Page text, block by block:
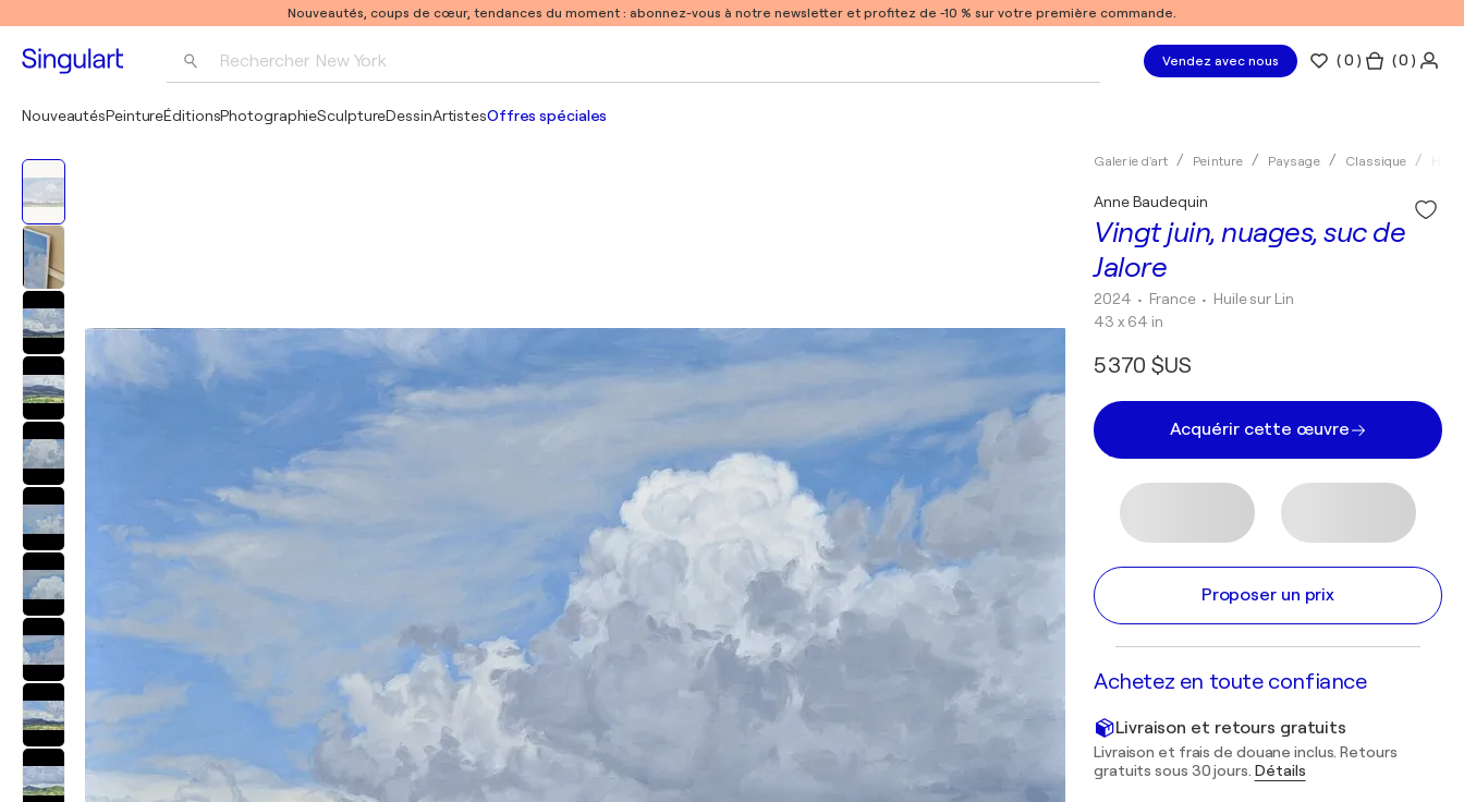
Nouveautés, coups de cœur, tendances du moment : abonnez-vous à notre newsletter et profitez de -10 % sur votre première commande.
Rechercher New York Vendez avec nous (0 ) ( 0 )
NouveautésPeintureÉditionsPhotographieSculptureDessinArtistesOffres spéciales
Galerie d'art Peinture Paysage Classique Huile
Vingt juin, nuages, suc de
Jalore
Anne Baudequin
2024 • France • Huile sur Lin
43 x 64 in
5 370 $US
Acquérir cette œuvre
Proposer un prix
Achetez en toute confiance
Livraison et retours gratuits
Livraison et frais de douane inclus. Retours
gratuits sous 30 jours. Détails